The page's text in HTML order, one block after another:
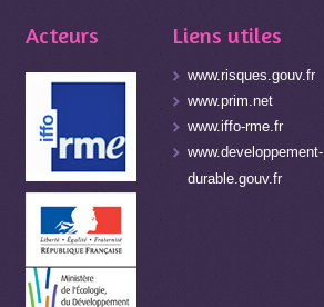
Acteurs Liens utiles
www.risques.gouv.fr
www.prim.net
www.iffo-rme.fr
www.developpement-
durable.gouv.fr